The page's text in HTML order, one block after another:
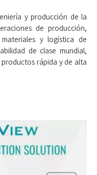
y producción de la
de producción,
y logística de
de clase mundial,
rápida y de alta